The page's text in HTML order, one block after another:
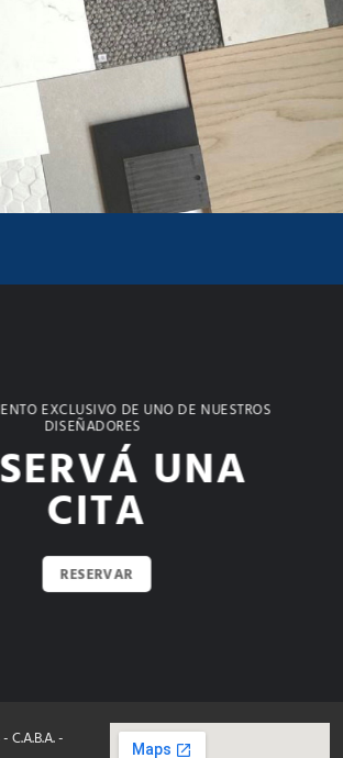
EXCLUSIVO DE UNO DE NUESTROS
DISEÑADORES
UNA
CITA
RESERVAR
-